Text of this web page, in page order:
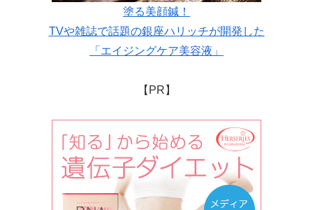
塗る美顔鍼！
TVや雑誌で話題の銀座ハリッチが開発した
「エイジングケア美容液」
【PR】